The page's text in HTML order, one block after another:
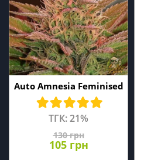
Auto Amnesia Feminised
ТГК: 21%
130 грн
105 грн